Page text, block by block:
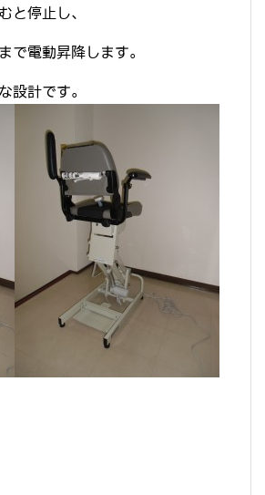
と停止し、
で電動昇降します。
設計です。